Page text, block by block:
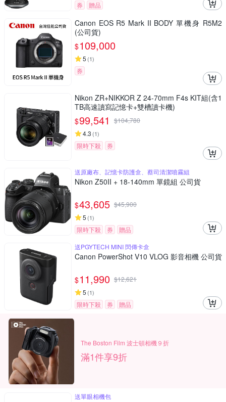
券 贈品
Canon EOS R5 Mark II BODY 單機身 R5M2
(公司貨)
$109,000
5 (1)
券
Nikon ZR+NIKKOR Z 24-70mm F4s KIT組(含1
TB高速讀寫記憶卡+雙槽讀卡機)
$99,541 $104,780
4.3 (1)
限時下殺 券
送原廠布、記憶卡防護盒、蔡司清潔噴霧組
Nikon Z50II + 18-140mm 單鏡組 公司貨
$43,605 $45,900
5 (1)
限時下殺 券
贈品
送PGYTECH MINI 閃傳卡盒
Canon PowerShot V10 VLOG 影音相機 公司貨
$11,990 $12,621
5 (1)
限時下殺 券 贈品
The Boston Film 波士頓相機９折
滿1件享9折
送單眼相機包